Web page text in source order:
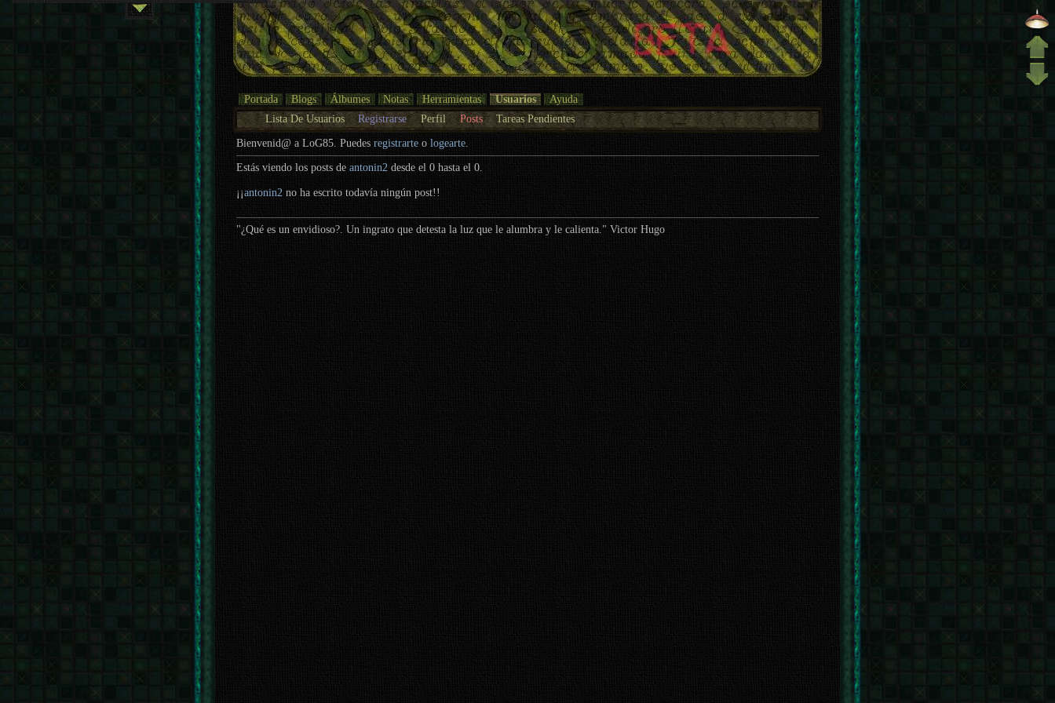
Portada Blogs Álbumes Notas Herramientas Usuarios
Ayuda
Lista De Usuarios
Registrarse Perfil Posts Tareas Pendientes
Bienvenid@ a LoG85. Puedesregistrarte ologearte.
Estás viendo los posts deantonin2 desde el 0 hasta el 0.
¡¡antonin2 no ha escrito todavía ningún post!!
"¿Qué es un envidioso?. Un ingrato que detesta la luz que le alumbra y le calienta." Victor Hugo